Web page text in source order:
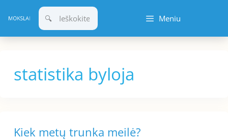
prie
turinio
Meniu
statistika byloja
Kiek metų trunka meilė?